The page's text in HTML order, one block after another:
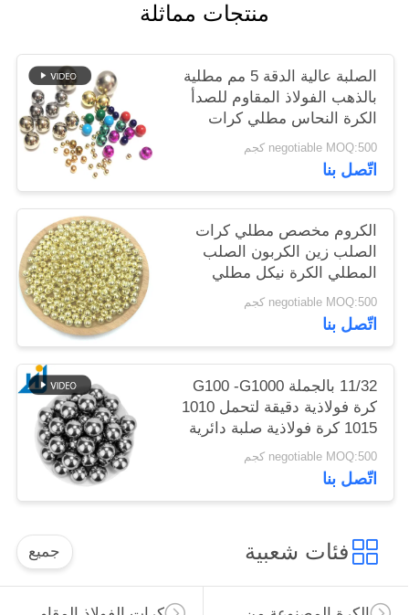
منتجات مماثلة
الصلبة عالية الدقة 5 مم مطلية
بالذهب الفولاذ المقاوم للصدأ
الكرة النحاس مطلي كرات
الصلب
negotiable MOQ:500 كجم
اتّصل بنا
الكروم مخصص مطلي كرات
الصلب زين الكربون الصلب
المطلي الكرة نيكل مطلي
الصلب الصلب الكرة الحديد
negotiable MOQ:500 كجم
اتّصل بنا
11/32 بالجملة G100 -G1000
كرة فولاذية دقيقة لتحمل 1010
1015 كرة فولاذية صلبة دائرية
صلبة
negotiable MOQ:500 كجم
اتّصل بنا
فئات شعبية جميع